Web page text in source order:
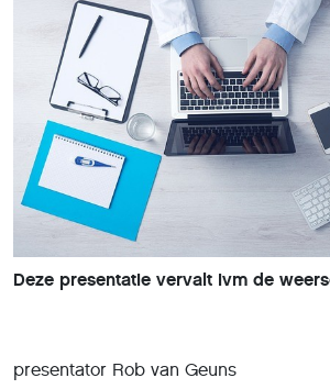
Deze presentatie vervalt ivm de
presentator Rob van Geuns